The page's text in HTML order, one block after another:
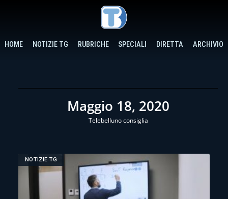
HOME NOTIZIE TG RUBRICHE SPECIALI DIRETTA ARCHIVIO
Maggio 18, 2020
Telebelluno consiglia
NOTIZIE TG